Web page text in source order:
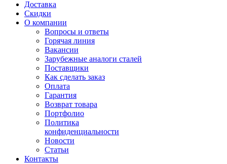
Доставка
Скидки
О компании
Вопросы и ответы
Горячая линия
Вакансии
Зарубежные аналоги сталей
Поставщики
Как сделать заказ
Оплата
Гарантия
Возврат товара
Портфолио
Политика
конфиденциальности
Новости
Статьи
Контакты